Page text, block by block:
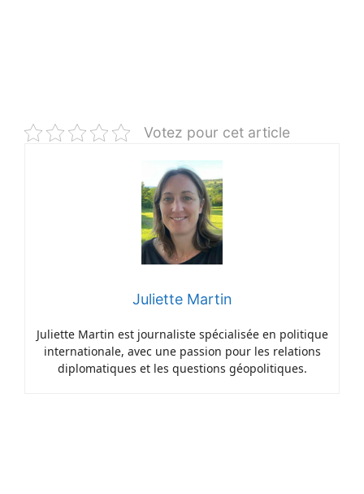
Votez pour cet article
Juliette Martin
Juliette Martin est journaliste spécialisée en politique
internationale, avec une passion pour les relations
diplomatiques et les questions géopolitiques.